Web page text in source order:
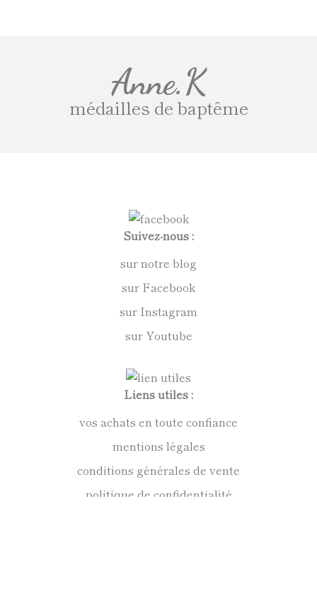
Anne.K
médailles de baptême
Suivez-nous :
sur notre blog
sur Facebook
sur Instagram
sur Youtube
Liens utiles :
vos achats en toute confiance
mentions légales
conditions générales de vente
politique de confidentialité